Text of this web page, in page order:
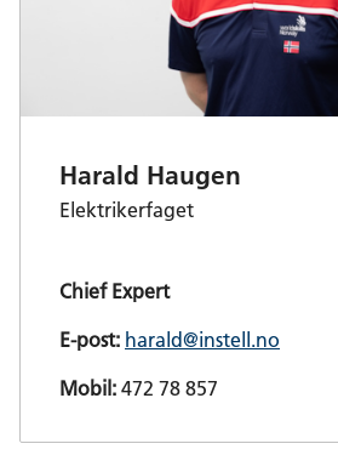
Harald Haugen
Elektrikerfaget
Chief Expert
E-post: harald@instell.no
Mobil:472 78 857